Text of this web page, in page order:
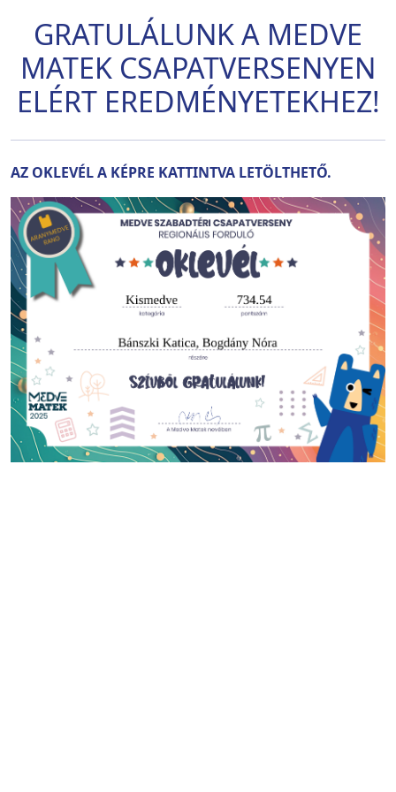
GRATULÁLUNK A MEDVE
MATEK CSAPATVERSENYEN
ELÉRT EREDMÉNYETEKHEZ!
AZ OKLEVÉL A KÉPRE KATTINTVA LETÖLTHETŐ.